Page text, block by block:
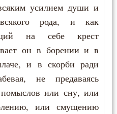
усилием души и
рода, и как
на себе крест
он в борении и в
и в скорби ради
не предаваясь
или сну, или
или смущению